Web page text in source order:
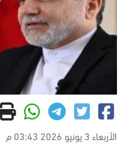
الأربعاء 3 يونيو 2026 03:43 م